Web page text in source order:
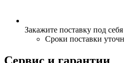
Закажите поставку под себя
Сроки поставки
Сервис и гарантии